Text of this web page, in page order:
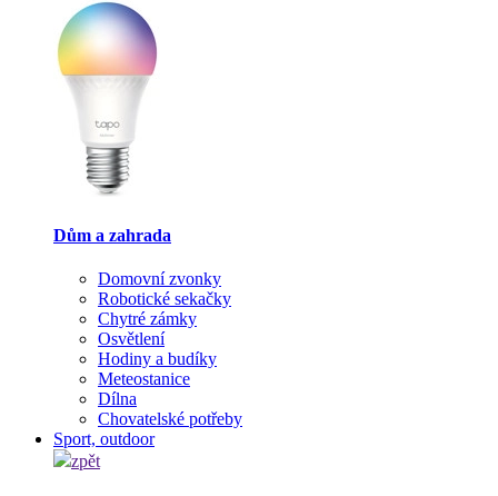
Dům a zahrada
Domovní zvonky
Robotické sekačky
Chytré zámky
Osvětlení
Hodiny a budíky
Meteostanice
Dílna
Chovatelské potřeby
Sport, outdoor
zpět